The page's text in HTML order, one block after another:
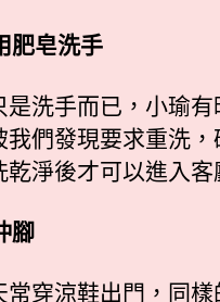
肥皂洗手
是洗手而已，小瑜
我們發現要求重洗
乾淨後才可以進入
腳
常穿涼鞋出門，同